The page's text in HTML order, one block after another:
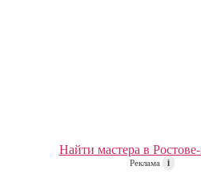
Найти мастера в
Реклама i